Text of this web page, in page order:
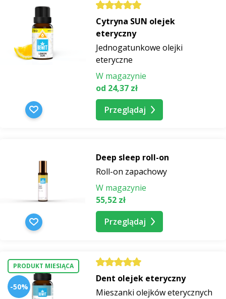
Cytryna SUN olejek
eteryczny
Jednogatunkowe olejki
eteryczne
W magazynie
od 24,37 zł
Przeglądaj
Deep sleep roll-on
Roll-on zapachowy
W magazynie
55,52 zł
Przeglądaj
PRODUKT MIESIĄCA
-50%
Dent olejek eteryczny
Mieszanki olejków eterycznych